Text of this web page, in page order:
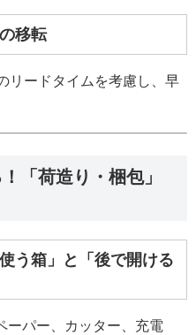
移転
リードタイムを考慮し、早
「荷造り・梱包」
う箱」と「後で開ける
ーパー、カッター、充電